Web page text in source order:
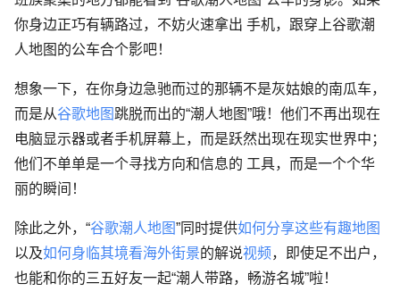
你身边正巧有辆路过，不妨火速拿出 手机，跟穿上谷歌潮
人地图的公车合个影吧！
想象一下，在你身边急驰而过的那辆不是灰姑娘的南瓜车，
而是从谷歌地图 跳脱而出的“潮人地图”哦！他们不再出现在
电脑显示器或者手机屏幕上，而是跃然出现在现实世界中；
他们不单单是一个寻找方向和信息的 工具，而是一个个华
丽的瞬间！
除此之外，“谷歌潮人地图”同时提供如何分享这些有趣地图
以及如何身临其境看海外街景的解说视频，即使足不出户，
也能和你的三五好友一起“潮人带路，畅游名城”啦！